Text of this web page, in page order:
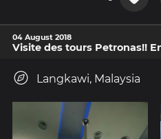
04 August 2018
Visite des tours Petronas!!
Langkawi, Malaysia